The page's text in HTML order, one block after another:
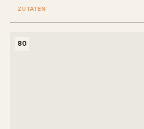
ZUTATEN
80